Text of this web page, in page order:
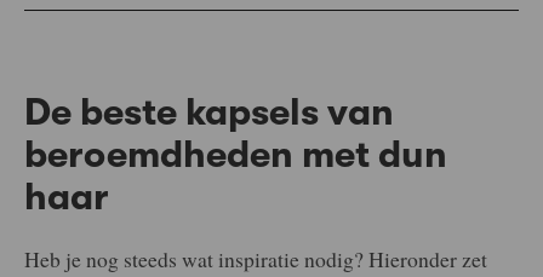
De beste kapsels van
beroemdheden met dun
haar
Heb je nog steeds wat inspiratie nodig? Hieronder zet